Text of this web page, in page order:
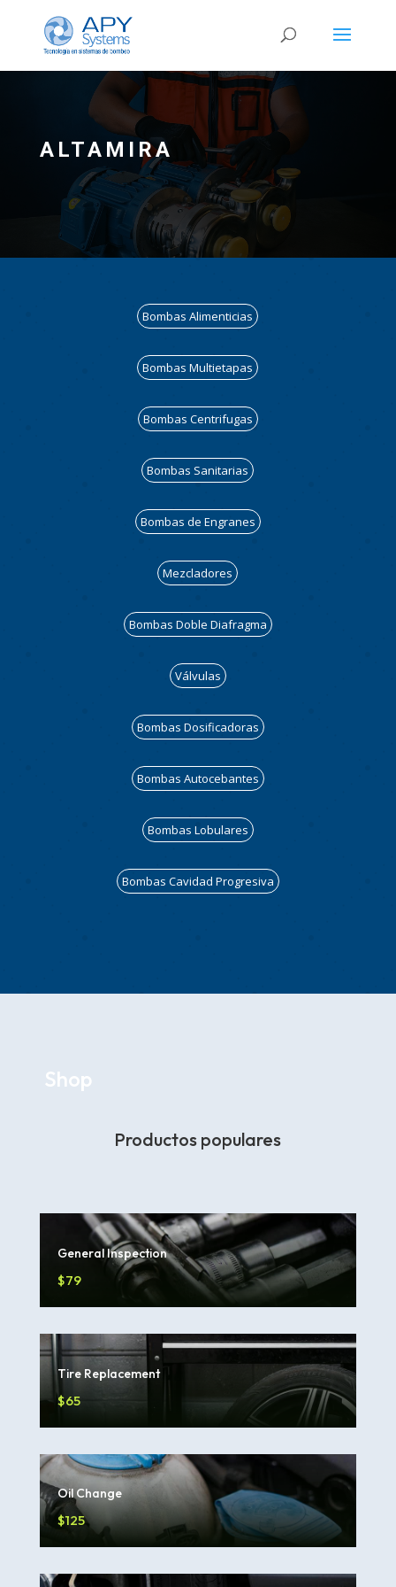
ALTAMIRA
Bombas Alimenticias
Bombas Multietapas
Bombas Centrifugas
Bombas Sanitarias
Bombas de Engranes
Mezcladores
Bombas Doble Diafragma
Válvulas
Bombas Dosificadoras
Bombas Autocebantes
Bombas Lobulares
Bombas Cavidad Progresiva
Shop
Productos populares
General Inspection
$79
Tire Replacement
$65
Oil Change
$125